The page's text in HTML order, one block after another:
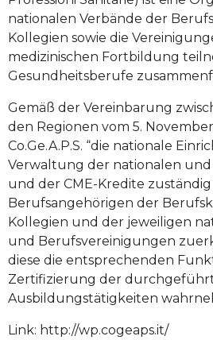
nationalen Verbände der
Kollegien sowie die
medizinischen Fortbildung
Gesundheitsberufe
Gemäß der Vereinbarung
den Regionen vom 5.
Co.Ge.A.P.S. “die nationale
Verwaltung der nationalen
und der CME-Kredite zuständig
Berufsangehörigen der
Kollegien und der jeweiligen
und Berufsvereinigungen
diese die entsprechenden
Zertifizierung der
Ausbildungstätigkeiten
Link: http://wp.cogeaps.it/